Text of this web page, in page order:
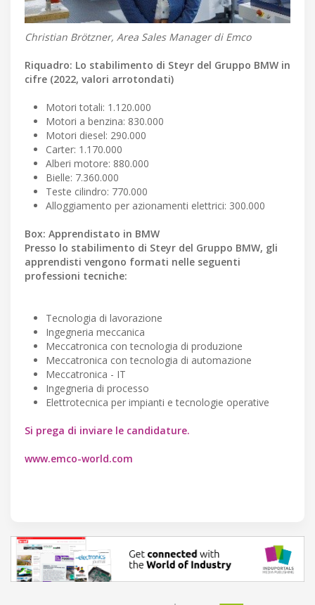
Christian Brötzner, Area Sales Manager di Emco
Riquadro: Lo stabilimento di Steyr del Gruppo BMW in
cifre (2022, valori arrotondati)
Motori totali: 1.120.000
Motori a benzina: 830.000
Motori diesel: 290.000
Carter: 1.170.000
Alberi motore: 880.000
Bielle: 7.360.000
Teste cilindro: 770.000
Alloggiamento per azionamenti elettrici: 300.000
Box: Apprendistato in BMW
Presso lo stabilimento di Steyr del Gruppo BMW, gli
apprendisti vengono formati nelle seguenti
professioni tecniche:
Tecnologia di lavorazione
Ingegneria meccanica
Meccatronica con tecnologia di produzione
Meccatronica con tecnologia di automazione
Meccatronica - IT
Ingegneria di processo
Elettrotecnica per impianti e tecnologie operative
Si prega di inviare le candidature.
www.emco-world.com